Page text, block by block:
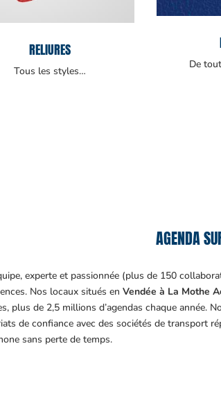
RELIURES
Tous les styles…
De
AGENDA
experte et passionnée (plus de 150
Nos locaux situés enVendée à La Mothe
plus de 2,5 millions d’agendas chaque année.
de confiance avec des sociétés de transport
sans perte de temps.